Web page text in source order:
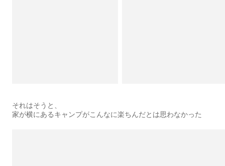
それはそうと、
家が横にあるキャンプがこんなに楽ちんだとは思わなかった